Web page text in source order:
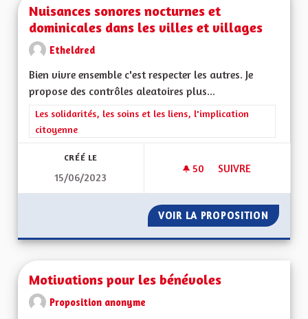
Nuisances sonores nocturnes et
dominicales dans les villes et villages
Etheldred
Bien vivre ensemble c'est respecter les autres. Je
propose des contrôles aleatoires plus...
Filtrer les résultats de la catégorie : Les solidarités, les soins
Les solidarités, les soins et les liens, l'implication
citoyenne
CRÉÉ LE
15/06/2023
50 50 ABONNÉS
SUIVRE
VOIR LA PROPOSITION
Motivations pour les bénévoles
Proposition anonyme